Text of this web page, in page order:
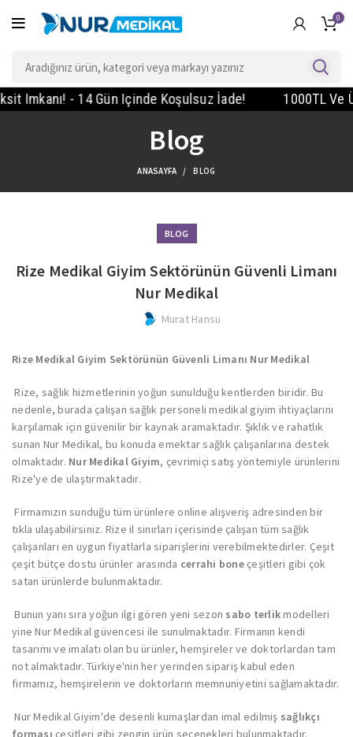
0
- 14 Gün Içinde Koşulsuz İade! 1000TL Ve
Blog
ANASAYFA BLOG
BLOG
Rize Medikal Giyim Sektörünün Güvenli Limanı
Nur Medikal
Murat Hansu
Rize Medikal Giyim Sektörünün Güvenli Limanı Nur Medikal
Rize, sağlık hizmetlerinin yoğun sunulduğu kentlerden biridir. Bu
nedenle, burada çalışan sağlık personeli medikal giyim ihtiyaçlarını
karşılamak için güvenilir bir kaynak aramaktadır. Şıklık ve rahatlık
sunan Nur Medikal, bu konuda emektar sağlık çalışanlarına destek
olmaktadır. Nur Medikal Giyim, çevrimiçi satış yöntemiyle ürünlerini
Rize'ye de ulaştırmaktadır.
Firmamızın sunduğu tüm ürünlere online alışveriş adresinden bir
tıkla ulaşabilirsiniz. Rize il sınırları içerisinde çalışan tüm sağlık
çalışanları en uygun fiyatlarla siparişlerini verebilmektedirler. Çeşit
çeşit bütçe dostu ürünler arasında cerrahi boneçeşitleri gibi çok
satan ürünlerde bulunmaktadır.
Bunun yanı sıra yoğun ilgi gören yeni sezon sabo terlikmodelleri
yine Nur Medikal güvencesi ile sunulmaktadır. Firmanın kendi
tasarımı ve imalatı olan bu ürünler, hemşireler ve doktorlardan tam
not almaktadır. Türkiye'nin her yerinden sipariş kabul eden
firmamız, hemşirelerin ve doktorların memnuniyetini sağlamaktadır.
Nur Medikal Giyim'de desenli kumaşlardan imal edilmiş sağlıkçı
forması çeşitleri gibi zengin ürün seçenekleri bulunmaktadır.